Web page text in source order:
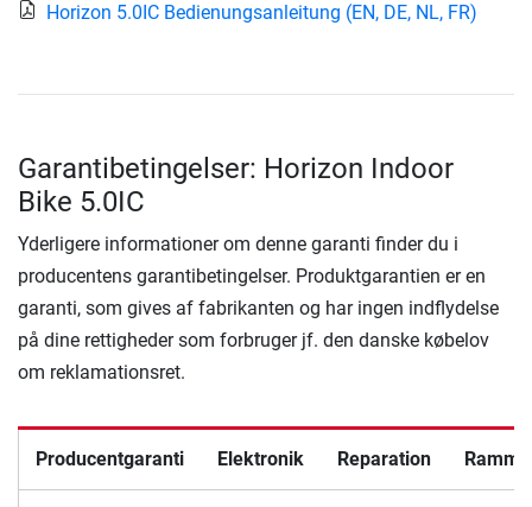
Horizon 5.0IC Bedienungsanleitung (EN, DE, NL, FR)
Garantibetingelser: Horizon Indoor
Bike 5.0IC
Yderligere informationer om denne garanti finder du i
producentens garantibetingelser. Produktgarantien er en
garanti, som gives af fabrikanten og har ingen indflydelse
på dine rettigheder som forbruger jf. den danske købelov
om reklamationsret.
Producentgaranti Elektronik Reparation